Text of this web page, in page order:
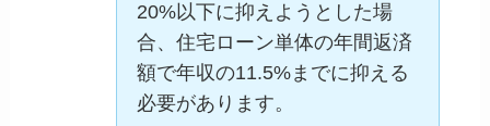
20%以下に抑えようとした場
合、住宅ローン単体の年間返済
額で年収の11.5%までに抑える
必要があります。